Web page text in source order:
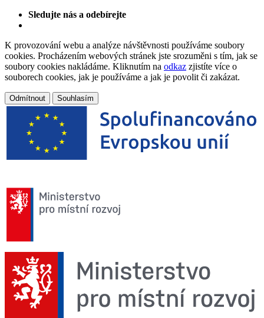
Sledujte nás a odebírejte
K provozování webu a analýze návštěvnosti používáme soubory
cookies. Procházením webových stránek jste srozuměni s tím, jak se
soubory cookies nakládáme. Kliknutím na odkaz zjistíte více o
souborech cookies, jak je používáme a jak je povolit či zakázat.
Odmítnout Souhlasím